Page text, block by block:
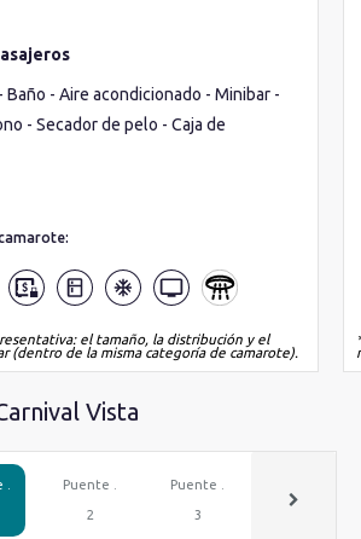
Baño - Aire acondicionado - Minibar -
- Secador de pelo - Caja de
el tamaño, la distribución y el
(dentro de la misma categoría de camarote).
Vista
Puente .
2
Puente .
3